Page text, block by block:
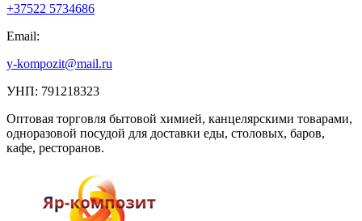
+37522 5734686
Email:
y-kompozit@mail.ru
УНП: 791218323
Оптовая торговля бытовой химией, канцелярскими товарами,
одноразовой посудой для доставки еды, столовых, баров,
кафе, ресторанов.